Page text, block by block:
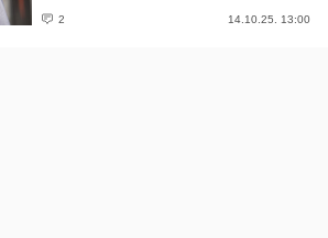
2 14.10.25. 13:00